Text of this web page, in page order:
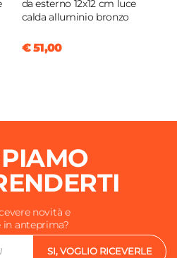
da esterno 12x12 cm luce
calda alluminio bronzo
€ 51,00
novità e
in anteprima?
SI, VOGLIO RICEVERLE